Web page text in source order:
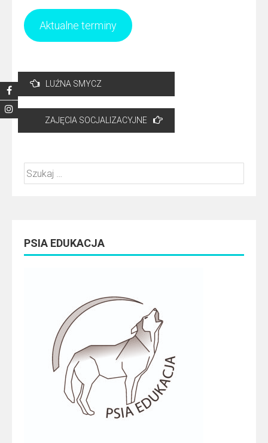
Aktualne terminy
Nawigacja
wpisu
LUŹNA SMYCZ
ZAJĘCIA SOCJALIZACYJNE
Szukaj:
PSIA EDUKACJA